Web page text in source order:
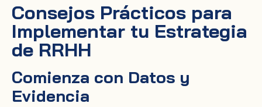
Consejos Prácticos para
Implementar tu Estrategia
de RRHH
Comienza con Datos y
Evidencia